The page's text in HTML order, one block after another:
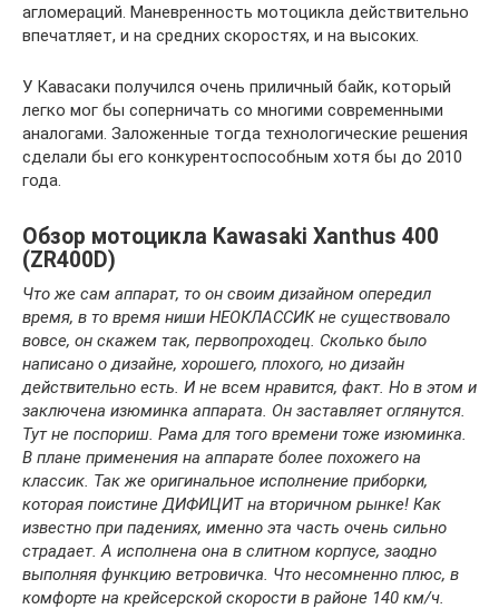
агломераций. Маневренность мотоцикла действительно
впечатляет, и на средних скоростях, и на высоких.
У Кавасаки получился очень приличный байк, который
легко мог бы соперничать со многими современными
аналогами. Заложенные тогда технологические решения
сделали бы его конкурентоспособным хотя бы до 2010
года.
Обзор мотоцикла Kawasaki Xanthus 400
(ZR400D)
Что же сам аппарат, то он своим дизайном опередил
время, в то время ниши НЕОКЛАССИК не существовало
вовсе, он скажем так, первопроходец. Сколько было
написано о дизайне, хорошего, плохого, но дизайн
действительно есть. И не всем нравится, факт. Но в этом и
заключена изюминка аппарата. Он заставляет оглянутся.
Тут не поспориш. Рама для того времени тоже изюминка.
В плане применения на аппарате более похожего на
классик. Так же оригинальное исполнение приборки,
которая поистине ДИФИЦИТ на вторичном рынке! Как
известно при падениях, именно эта часть очень сильно
страдает. А исполнена она в слитном корпусе, заодно
выполняя функцию ветровичка. Что несомненно плюс, в
комфорте на крейсерской скорости в районе 140 км/ч.